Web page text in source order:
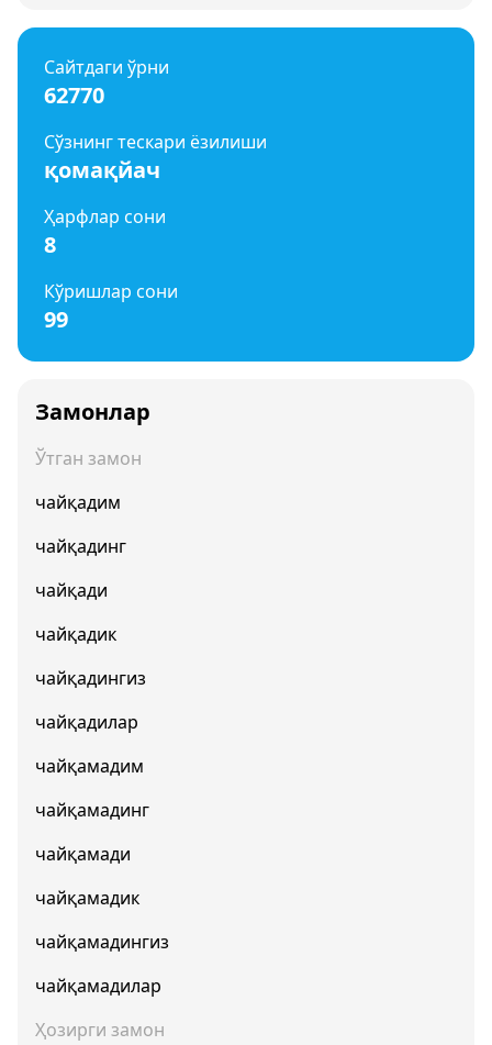
Сайтдаги ўрни
62770
Сўзнинг тескари ёзилиши
қомақйач
Ҳарфлар сони
8
Кўришлар сони
99
Замонлар
Ўтган замон
чайқадим
чайқадинг
чайқади
чайқадик
чайқадингиз
чайқадилар
чайқамадим
чайқамадинг
чайқамади
чайқамадик
чайқамадингиз
чайқамадилар
Ҳозирги замон